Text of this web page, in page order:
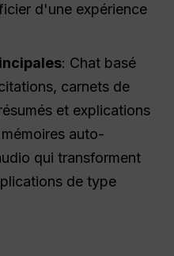
d'une expérience
: Chat basé
carnets de
et explications
auto-
qui transforment
de type